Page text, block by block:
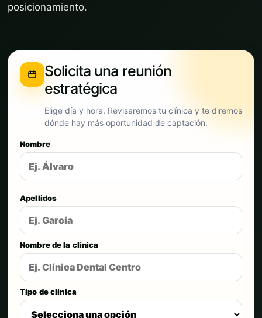
posicionamiento.
Solicita una reunión
estratégica
Elige día y hora. Revisaremos tu clínica y te diremos
dónde hay más oportunidad de captación.
Nombre
Apellidos
Nombre de la clínica
Tipo de clínica